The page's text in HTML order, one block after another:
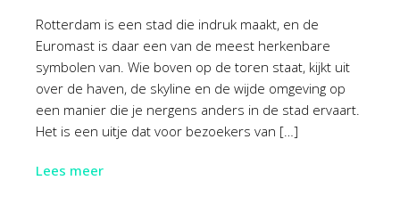
Rotterdam is een stad die indruk maakt, en de
Euromast is daar een van de meest herkenbare
symbolen van. Wie boven op de toren staat, kijkt uit
over de haven, de skyline en de wijde omgeving op
een manier die je nergens anders in de stad ervaart.
Het is een uitje dat voor bezoekers van […]
Lees meer